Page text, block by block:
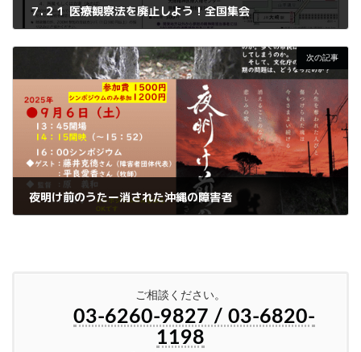
７.２１ 医療観察法を廃止しよう！全国集会
次の記事
夜明け前のうたー消された沖縄の障害者
ご相談ください。
03-6260-9827 / 03-6820-
1198